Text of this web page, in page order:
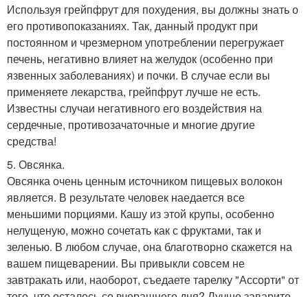
Используя грейпфрут для похудения, вы должны знать о
его противопоказаниях. Так, данный продукт при
постоянном и чрезмерном употреблении перегружает
печень, негативно влияет на желудок (особенно при
язвенных заболеваниях) и почки. В случае если вы
применяете лекарства, грейпфрут лучше не есть.
Известны случаи негативного его воздействия на
сердечные, противозачаточные и многие другие
средства!
5. Овсянка.
Овсянка очень ценным источником пищевых волокон
является. В результате человек наедается все
меньшими порциями. Кашу из этой крупы, особенно
нелущеную, можно сочетать как с фруктами, так и
зеленью. В любом случае, она благотворно скажется на
вашем пищеварении. Вы привыкли совсем не
завтракать или, наоборот, съедаете тарелку "Ассорти" от